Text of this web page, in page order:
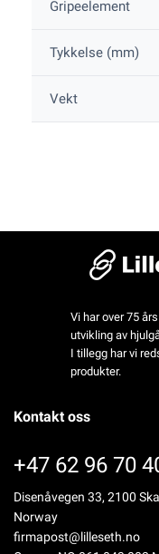
Gripeelement
Tykkelse (mm)
Vekt
Vi har over 75
utvikling av
I tillegg har vi
produkter.
Kontakt oss
+47 62 96 70
Disenåvegen 33, 2100
Norway
firmapost@lilleseth.no